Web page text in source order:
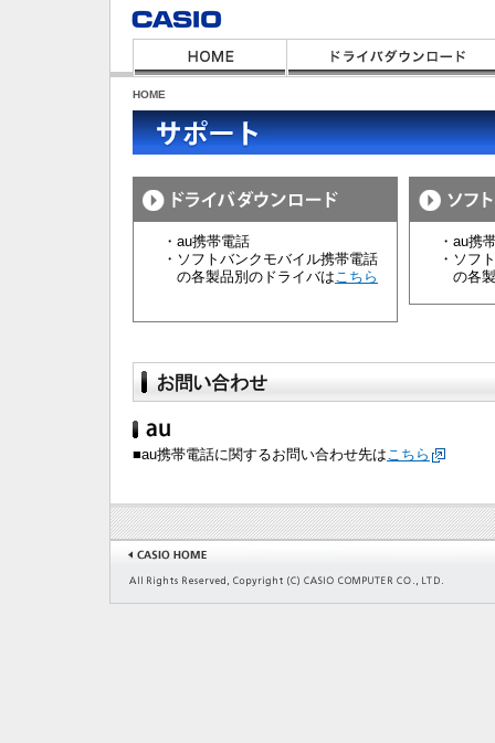
HOME
・au携帯電話
・ソフトバンクモバイル携帯電話
の各製品別のドライバはこちら
・au携帯
・ソフト
の各製品
■au携帯電話に関するお問い合わせ先はこちら